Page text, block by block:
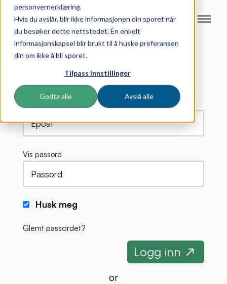
personvernerklæring.
Hvis du avslår, blir ikke informasjonen din sporet når
du besøker dette nettstedet. Én enkelt
informasjonskapsel blir brukt til å huske preferansen
din om ikke å bli sporet.
Tilpass innstillinger
Godta alle Avslå alle
Logg inn
Vis passord
Husk meg
Glemt passordet?
or